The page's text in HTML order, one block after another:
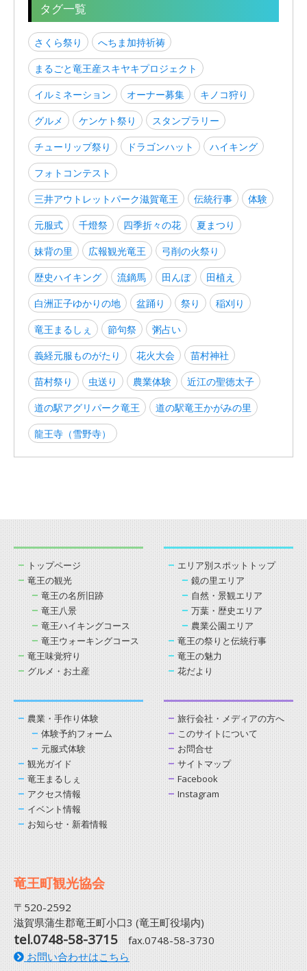
タグ一覧
さくら祭り
へちま加持祈祷
まるごと竜王産スキヤキプロジェクト
イルミネーション
オーナー募集
キノコ狩り
グルメ
ケンケト祭り
スタンプラリー
チューリップ祭り
ドラゴンハット
ハイキング
フォトコンテスト
三井アウトレットパーク滋賀竜王
伝統行事
体験
元服式
千燈祭 四季折々の花
夏まつり
妹背の里
広報観光竜王
弓削の火祭り
歴史ハイキング
流鏑馬 田んぼ
田植え
白洲正子ゆかりの地
盆踊り 祭り
稲刈り
竜王まるしぇ
節句祭
粥占い
義経元服ものがたり
花火大会
苗村神社
苗村祭り
虫送り 農業体験
近江の聖徳太子
道の駅アグリパーク竜王
道の駅竜王かがみの里
龍王寺（雪野寺）
トップページ
竜王の観光
竜王の名所旧跡
竜王八景
竜王ハイキングコース
竜王ウォーキングコース
竜王味覚狩り
グルメ・お土産
エリア別スポットトップ
鏡の里エリア
自然・景観エリア
万葉・歴史エリア
農業公園エリア
竜王の祭りと伝統行事
竜王の魅力
花だより
農業・手作り体験
体験予約フォーム
元服式体験
観光ガイド
竜王まるしぇ
アクセス情報
イベント情報
お知らせ・新着情報
旅行会社・メディアの方へ
このサイトについて
お問合せ
サイトマップ
Facebook
Instagram
竜王町観光協会
〒520-2592
滋賀県蒲生郡竜王町小口3 (竜王町役場内)
tel.0748-58-3715 fax.0748-58-3730
お問い合わせはこちら